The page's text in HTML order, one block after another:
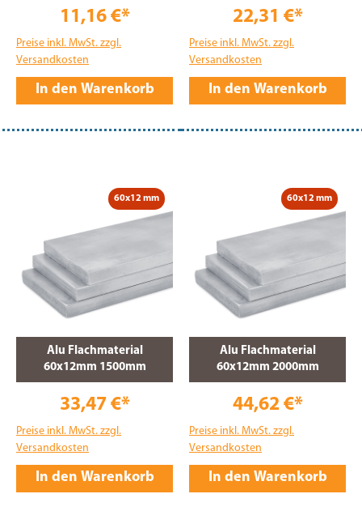
11,16 €*
Preise inkl. MwSt. zzgl.
Versandkosten
In den Warenkorb
22,31 €*
Preise inkl. MwSt. zzgl.
Versandkosten
In den Warenkorb
60x12 mm
Alu Flachmaterial
60x12mm 1500mm
33,47 €*
Preise inkl. MwSt. zzgl.
Versandkosten
In den Warenkorb
60x12 mm
Alu Flachmaterial
60x12mm 2000mm
44,62 €*
Preise inkl. MwSt. zzgl.
Versandkosten
In den Warenkorb